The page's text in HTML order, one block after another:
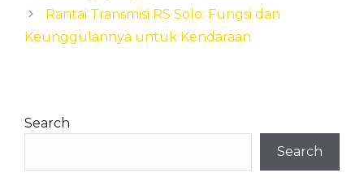
Rantai Transmisi RS Solo: Fungsi dan
Keunggulannya untuk Kendaraan
Search
Search